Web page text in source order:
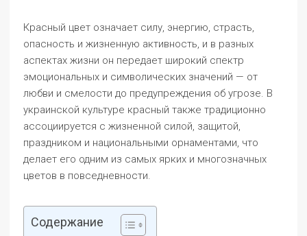
Красный цвет означает силу, энергию, страсть,
опасность и жизненную активность, и в разных
аспектах жизни он передает широкий спектр
эмоциональных и символических значений — от
любви и смелости до предупреждения об угрозе. В
украинской культуре красный также традиционно
ассоциируется с жизненной силой, защитой,
праздником и национальными орнаментами, что
делает его одним из самых ярких и многозначных
цветов в повседневности.
Содержание